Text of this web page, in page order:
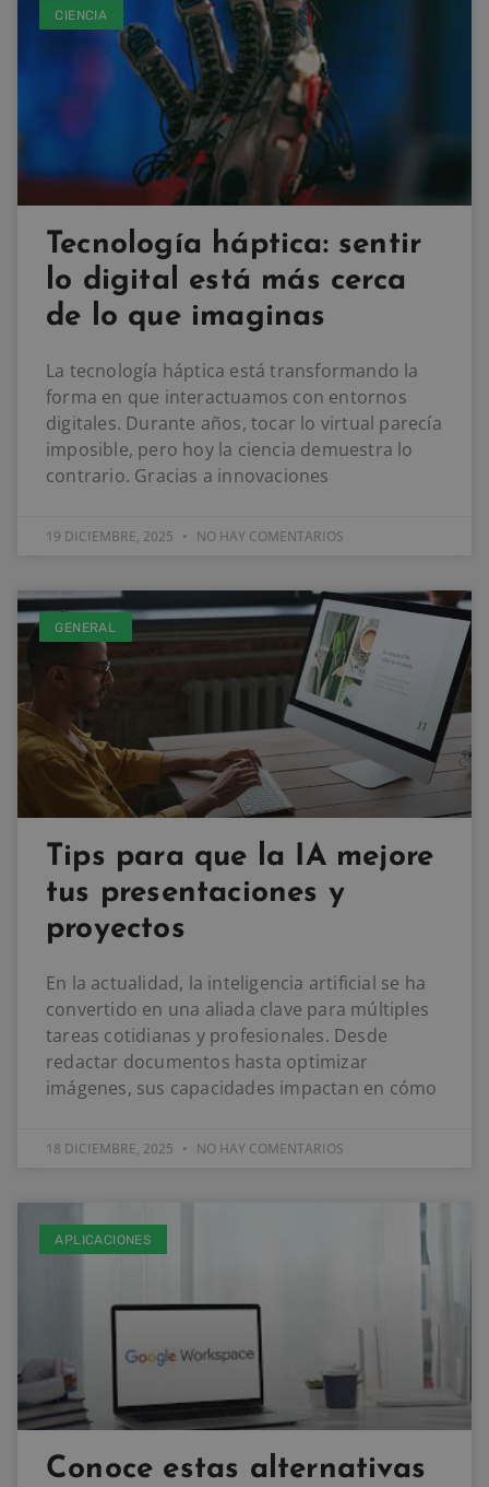
CIENCIA
Tecnología háptica: sentir
lo digital está más cerca
de lo que imaginas
La tecnología háptica está transformando la
forma en que interactuamos con entornos
digitales. Durante años, tocar lo virtual parecía
imposible, pero hoy la ciencia demuestra lo
contrario. Gracias a innovaciones
19 DICIEMBRE, 2025 NO HAY COMENTARIOS
GENERAL
Tips para que la IA mejore
tus presentaciones y
proyectos
En la actualidad, la inteligencia artificial se ha
convertido en una aliada clave para múltiples
tareas cotidianas y profesionales. Desde
redactar documentos hasta optimizar
imágenes, sus capacidades impactan en cómo
18 DICIEMBRE, 2025 NO HAY COMENTARIOS
APLICACIONES
Conoce estas alternativas